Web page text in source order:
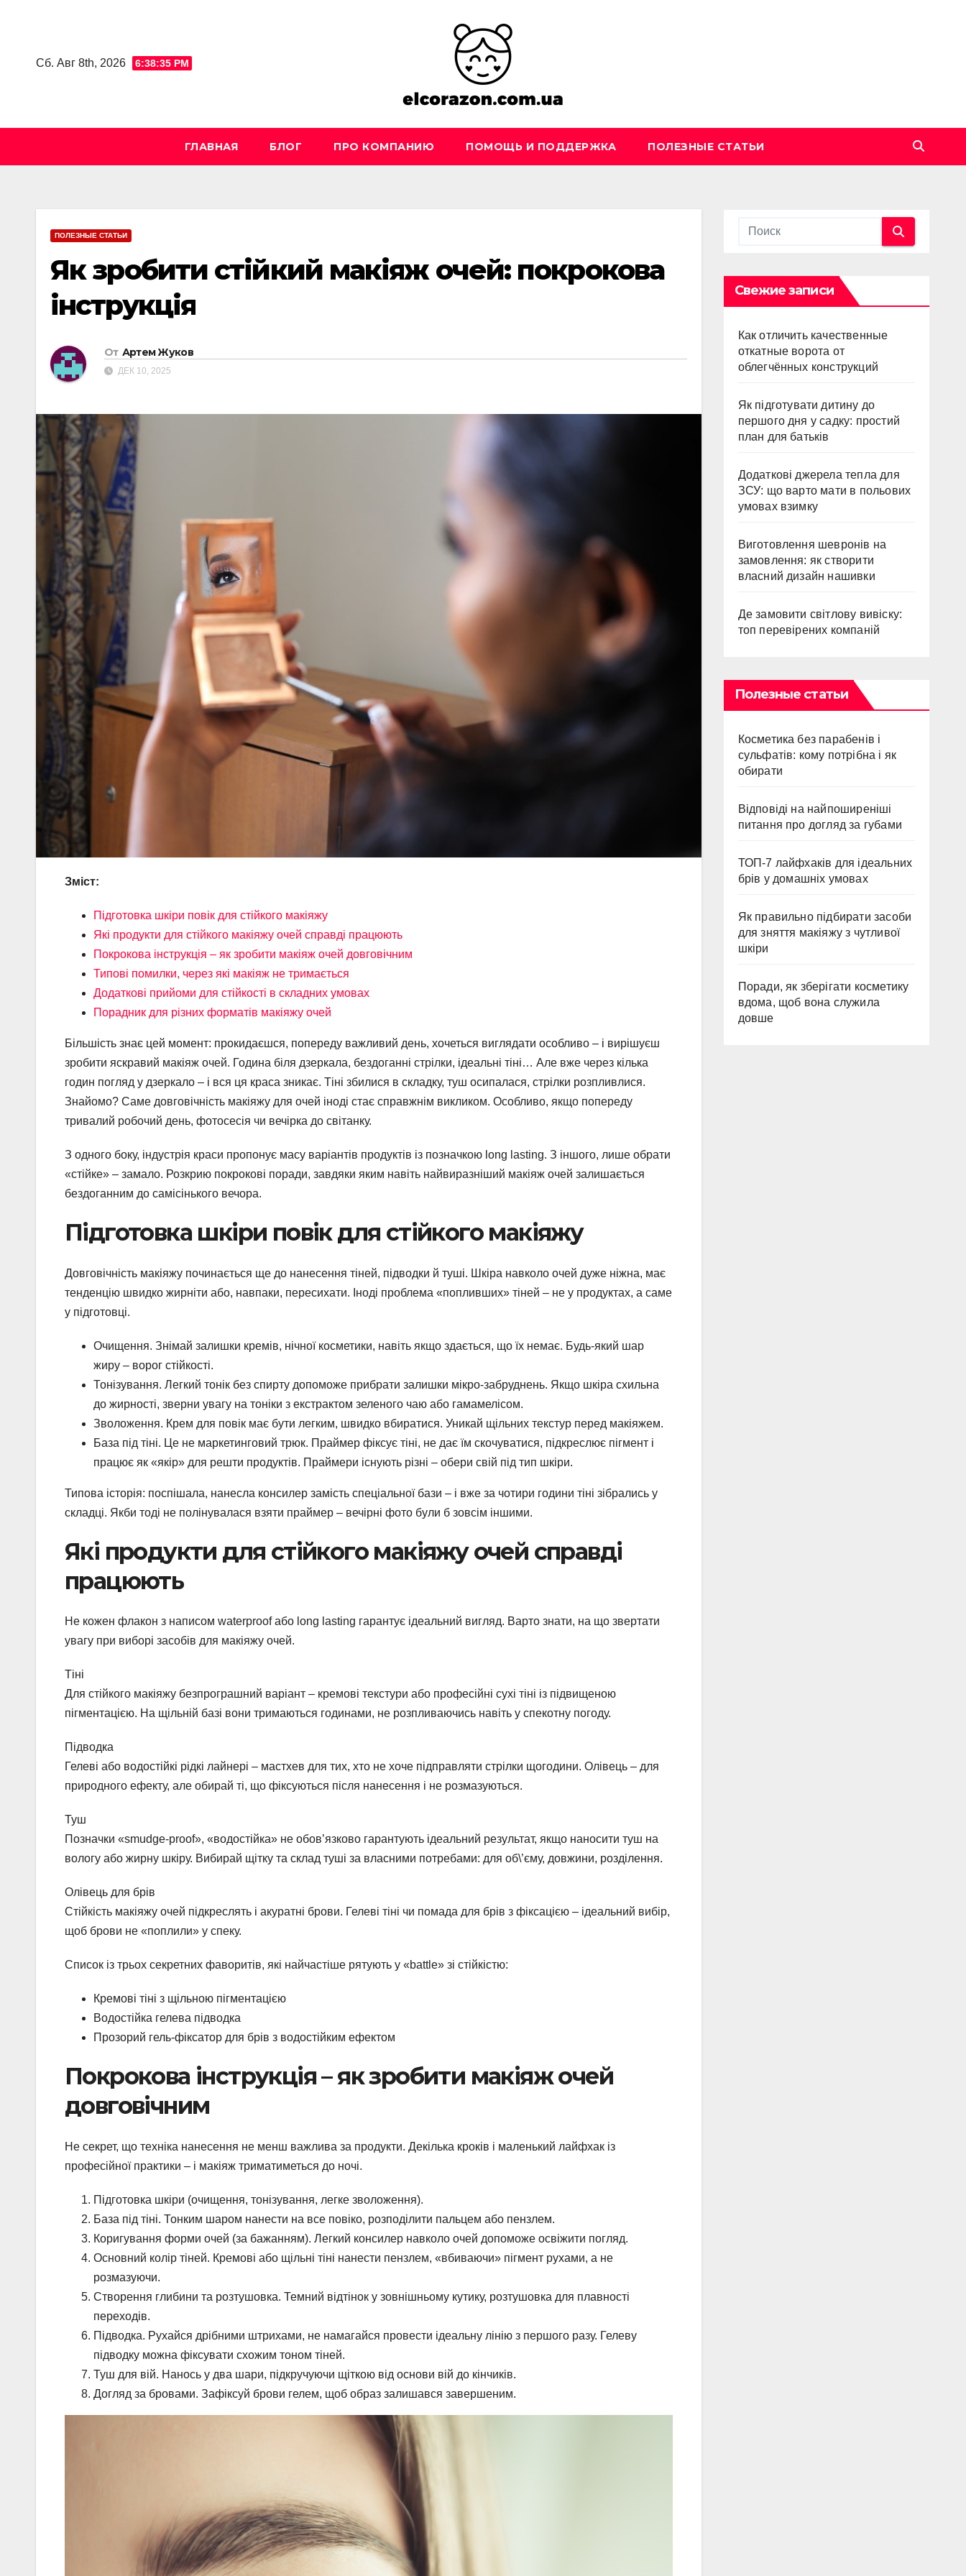
Сб. Авг 8th, 2026
6:38:36 PM
ГЛАВНАЯ БЛОГ ПРО КОМПАНИЮ ПОМОЩЬ И ПОДДЕРЖКА ПОЛЕЗНЫЕ СТАТЬИ
ПОЛЕЗНЫЕ СТАТЬИ
Як зробити стійкий макіяж очей: покрокова
інструкція
От Артем Жуков
ДЕК 10, 2025
Зміст:
Підготовка шкіри повік для стійкого макіяжу
Які продукти для стійкого макіяжу очей справді працюють
Покрокова інструкція – як зробити макіяж очей довговічним
Типові помилки, через які макіяж не тримається
Додаткові прийоми для стійкості в складних умовах
Порадник для різних форматів макіяжу очей
Більшість знає цей момент: прокидаєшся, попереду важливий день, хочеться виглядати особливо – і вирішуєш
зробити яскравий макіяж очей. Година біля дзеркала, бездоганні стрілки, ідеальні тіні… Але вже через кілька
годин погляд у дзеркало – і вся ця краса зникає. Тіні збилися в складку, туш осипалася, стрілки розпливлися.
Знайомо? Саме довговічність макіяжу для очей іноді стає справжнім викликом. Особливо, якщо попереду
тривалий робочий день, фотосесія чи вечірка до світанку.
З одного боку, індустрія краси пропонує масу варіантів продуктів із позначкою long lasting. З іншого, лише обрати
«стійке» – замало. Розкрию покрокові поради, завдяки яким навіть найвиразніший макіяж очей залишається
бездоганним до самісінького вечора.
Підготовка шкіри повік для стійкого макіяжу
Довговічність макіяжу починається ще до нанесення тіней, підводки й туші. Шкіра навколо очей дуже ніжна, має
тенденцію швидко жирніти або, навпаки, пересихати. Іноді проблема «попливших» тіней – не у продуктах, а саме
у підготовці.
Очищення. Знімай залишки кремів, нічної косметики, навіть якщо здається, що їх немає. Будь-який шар
жиру – ворог стійкості.
Тонізування. Легкий тонік без спирту допоможе прибрати залишки мікро-забруднень. Якщо шкіра схильна
до жирності, зверни увагу на тоніки з екстрактом зеленого чаю або гамамелісом.
Зволоження. Крем для повік має бути легким, швидко вбиратися. Уникай щільних текстур перед макіяжем.
База під тіні. Це не маркетинговий трюк. Праймер фіксує тіні, не дає їм скочуватися, підкреслює пігмент і
працює як «якір» для решти продуктів. Праймери існують різні – обери свій під тип шкіри.
Типова історія: поспішала, нанесла консилер замість спеціальної бази – і вже за чотири години тіні зібрались у
складці. Якби тоді не полінувалася взяти праймер – вечірні фото були б зовсім іншими.
Які продукти для стійкого макіяжу очей справді
працюють
Не кожен флакон з написом waterproof або long lasting гарантує ідеальний вигляд. Варто знати, на що звертати
увагу при виборі засобів для макіяжу очей.
Тіні
Для стійкого макіяжу безпрограшний варіант – кремові текстури або професійні сухі тіні із підвищеною
пігментацією. На щільній базі вони тримаються годинами, не розпливаючись навіть у спекотну погоду.
Підводка
Гелеві або водостійкі рідкі лайнері – мастхев для тих, хто не хоче підправляти стрілки щогодини. Олівець – для
природного ефекту, але обирай ті, що фіксуються після нанесення і не розмазуються.
Туш
Позначки «smudge-proof», «водостійка» не обов’язково гарантують ідеальний результат, якщо наносити туш на
вологу або жирну шкіру. Вибирай щітку та склад туші за власними потребами: для об\’єму, довжини, розділення.
Олівець для брів
Стійкість макіяжу очей підкреслять і акуратні брови. Гелеві тіні чи помада для брів з фіксацією – ідеальний вибір,
щоб брови не «поплили» у спеку.
Список із трьох секретних фаворитів, які найчастіше рятують у «battle» зі стійкістю:
Кремові тіні з щільною пігментацією
Водостійка гелева підводка
Прозорий гель-фіксатор для брів з водостійким ефектом
Покрокова інструкція – як зробити макіяж очей
довговічним
Не секрет, що техніка нанесення не менш важлива за продукти. Декілька кроків і маленький лайфхак із
професійної практики – і макіяж триматиметься до ночі.
Підготовка шкіри (очищення, тонізування, легке зволоження).
База під тіні. Тонким шаром нанести на все повіко, розподілити пальцем або пензлем.
Коригування форми очей (за бажанням). Легкий консилер навколо очей допоможе освіжити погляд.
Основний колір тіней. Кремові або щільні тіні нанести пензлем, «вбиваючи» пігмент рухами, а не
розмазуючи.
Створення глибини та розтушовка. Темний відтінок у зовнішньому кутику, розтушовка для плавності
переходів.
Підводка. Рухайся дрібними штрихами, не намагайся провести ідеальну лінію з першого разу. Гелеву
підводку можна фіксувати схожим тоном тіней.
Туш для вій. Нанось у два шари, підкручуючи щіткою від основи вій до кінчиків.
Догляд за бровами. Зафіксуй брови гелем, щоб образ залишався завершеним.
Свежие записи
Как отличить качественные
откатные ворота от
облегчённых конструкций
Як підготувати дитину до
першого дня у садку: простий
план для батьків
Додаткові джерела тепла для
ЗСУ: що варто мати в польових
умовах взимку
Виготовлення шевронів на
замовлення: як створити
власний дизайн нашивки
Де замовити світлову вивіску:
топ перевірених компаній
Полезные статьи
Косметика без парабенів і
сульфатів: кому потрібна і як
обирати
Відповіді на найпоширеніші
питання про догляд за губами
ТОП-7 лайфхаків для ідеальних
брів у домашніх умовах
Як правильно підбирати засоби
для зняття макіяжу з чутливої
шкіри
Поради, як зберігати косметику
вдома, щоб вона служила
довше